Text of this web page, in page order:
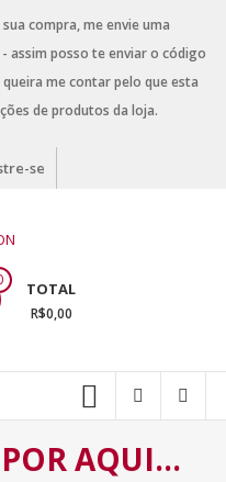
compra, me envie uma
- assim posso te enviar o código
me contar pelo que esta
de produtos da loja.
se
TOTAL
R$0,00
AQUI…